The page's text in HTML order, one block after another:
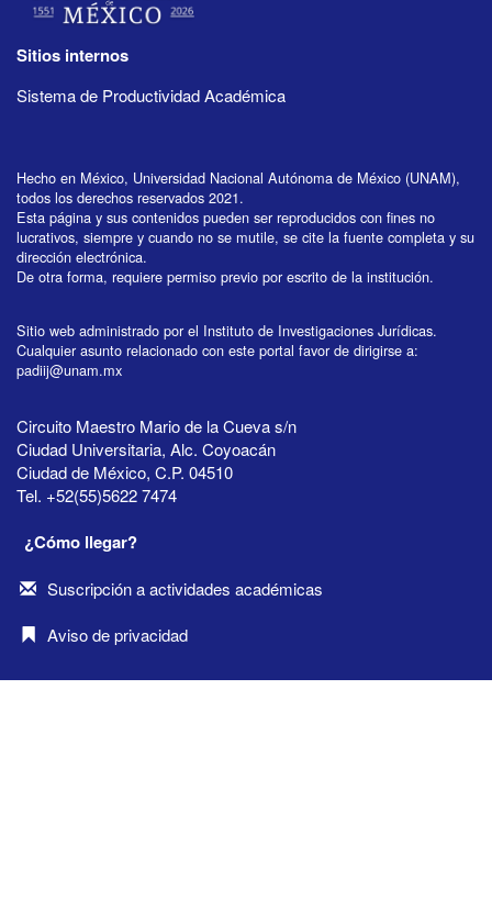
Sitios internos
Sistema de Productividad Académica
Hecho en México, Universidad Nacional Autónoma de México (UNAM),
todos los derechos reservados 2021.
Esta página y sus contenidos pueden ser reproducidos con fines no
lucrativos, siempre y cuando no se mutile, se cite la fuente completa y su
dirección electrónica.
De otra forma, requiere permiso previo por escrito de la institución.
Sitio web administrado por el Instituto de Investigaciones Jurídicas.
Cualquier asunto relacionado con este portal favor de dirigirse a:
padiij@unam.mx
Circuito Maestro Mario de la Cueva s/n
Ciudad Universitaria, Alc. Coyoacán
Ciudad de México, C.P. 04510
Tel. +52(55)5622 7474
¿Cómo llegar?
Suscripción a actividades académicas
Aviso de privacidad